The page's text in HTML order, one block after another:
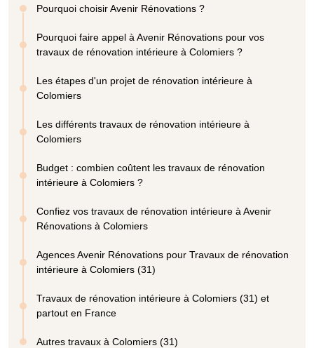
Pourquoi choisir Avenir Rénovations ?
Pourquoi faire appel à Avenir Rénovations pour vos
travaux de rénovation intérieure à Colomiers ?
Les étapes d'un projet de rénovation intérieure à
Colomiers
Les différents travaux de rénovation intérieure à
Colomiers
Budget : combien coûtent les travaux de rénovation
intérieure à Colomiers ?
Confiez vos travaux de rénovation intérieure à Avenir
Rénovations à Colomiers
Agences Avenir Rénovations pour Travaux de rénovation
intérieure à Colomiers (31)
Travaux de rénovation intérieure à Colomiers (31) et
partout en France
Autres travaux à Colomiers (31)